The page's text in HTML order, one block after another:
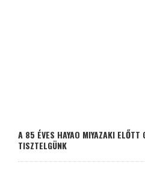
A 85 ÉVES HAYAO MIYAZAKI ELŐTT
TISZTELGÜNK